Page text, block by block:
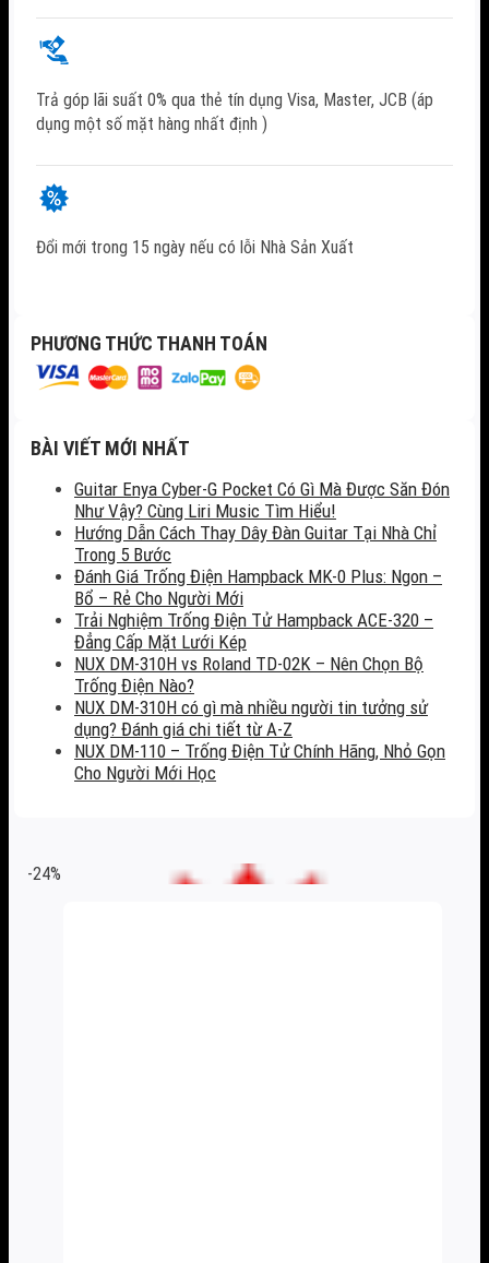
Trả góp lãi suất 0% qua thẻ tín dụng Visa, Master, JCB (áp
dụng một số mặt hàng nhất định )
Đổi mới trong 15 ngày nếu có lỗi Nhà Sản Xuất
PHƯƠNG THỨC THANH TOÁN
BÀI VIẾT MỚI NHẤT
Guitar Enya Cyber-G Pocket Có Gì Mà Được Săn Đón
Như Vậy? Cùng Liri Music Tìm Hiểu!
Hướng Dẫn Cách Thay Dây Đàn Guitar Tại Nhà Chỉ
Trong 5 Bước
Đánh Giá Trống Điện Hampback MK-0 Plus: Ngon –
Bổ – Rẻ Cho Người Mới
Trải Nghiệm Trống Điện Tử Hampback ACE-320 –
Đẳng Cấp Mặt Lưới Kép
NUX DM-310H vs Roland TD-02K – Nên Chọn Bộ
Trống Điện Nào?
NUX DM-310H có gì mà nhiều người tin tưởng sử
dụng? Đánh giá chi tiết từ A-Z
NUX DM-110 – Trống Điện Tử Chính Hãng, Nhỏ Gọn
Cho Người Mới Học
-24%